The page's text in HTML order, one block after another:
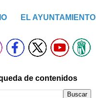
EL AYUNTAMIENTO
de contenidos